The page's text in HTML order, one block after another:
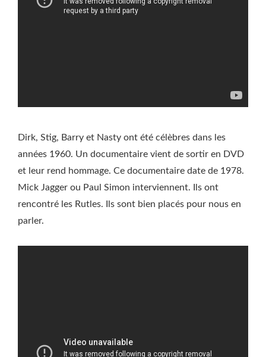
Dirk, Stig, Barry et Nasty ont été célèbres dans les
années 1960. Un documentaire vient de sortir en DVD
et leur rend hommage. Ce documentaire date de 1978.
Mick Jagger ou Paul Simon interviennent. Ils ont
rencontré les Rutles. Ils sont bien placés pour nous en
parler.